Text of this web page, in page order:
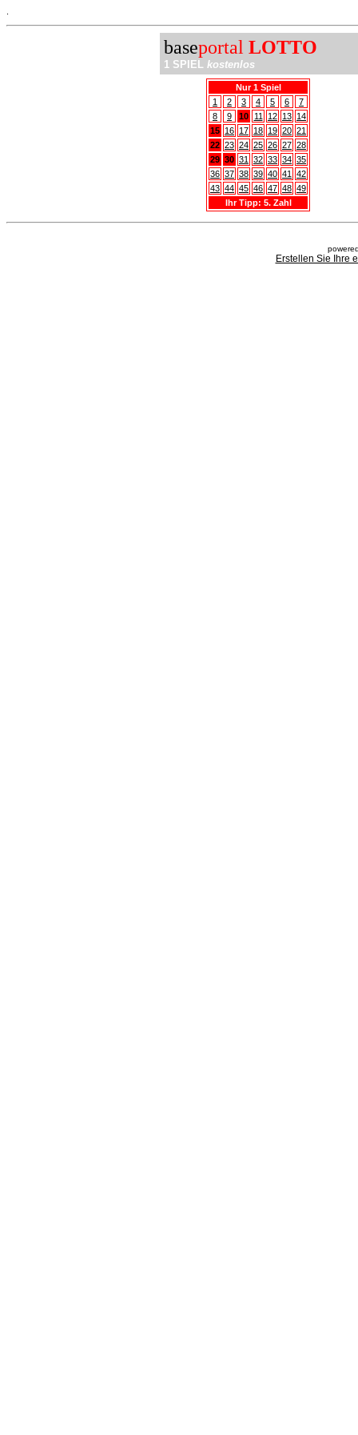
baseportal LOTTO
1 SPIEL kostenlos
Nur 1 Spiel
1
2 3 4 5 6
7
8
9 10 11 12 13 14
15 16 17 18 19 20 21
22 23 24 25 26 27 28
29 30 31 32 33 34 35
36 37 38 39 40 41
42
43 44 45 46 47 48 49
Ihr Tipp: 5. Zahl
Erstellen Sie Ihre